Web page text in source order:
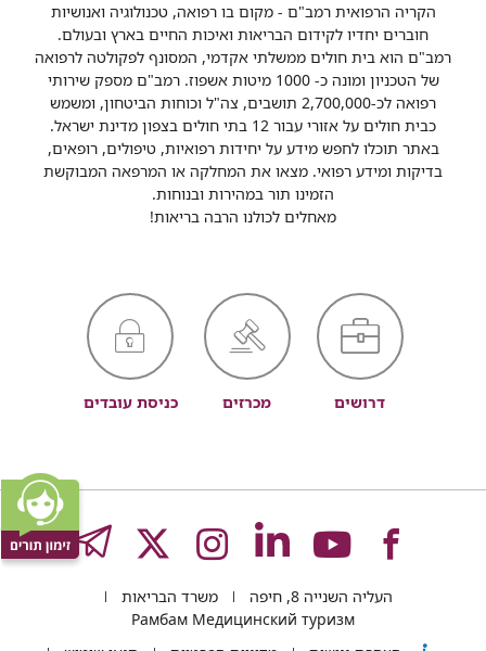
הקריה הרפואית רמב"ם - מקום בו רפואה, טכנולוגיה ואנושיות
חוברים יחדיו לקידום הבריאות ואיכות החיים בארץ ובעולם.
רמב"ם הוא בית חולים ממשלתי אקדמי, המסונף לפקולטה לרפואה
של הטכניון ומונה כ- 1000 מיטות אשפוז. רמב"ם מספק שירותי
רפואה לכ-2,700,000 תושבים, צה"ל וכוחות הביטחון, ומשמש
כבית חולים על אזורי עבור 12 בתי חולים בצפון מדינת ישראל.
באתר תוכלו לחפש מידע על יחידות רפואיות, טיפולים, רופאים,
בדיקות ומידע רפואי. מצאו את המחלקה או המרפאה המבוקשת
הזמינו תור במהירות ובנוחות.
מאחלים לכולנו הרבה בריאות!
דרושים מכרזים כניסת עובדים
לעמוד
לעמוד
לעמוד
לעמוד
לעמוד
העליה השנייה 8, חיפה
משרד הבריאות
Рамбам Медицинский туризм